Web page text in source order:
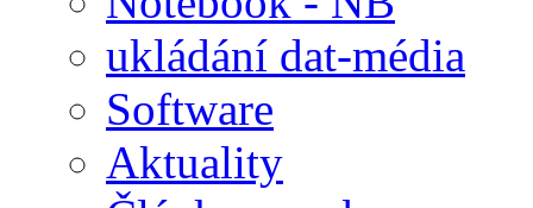
ukládání dat-média
Software
Aktuality